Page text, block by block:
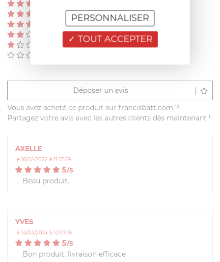
(0)
(0)
Déposer un avis
Vous avez acheté ce produit sur francisbatt.com ?
Partagez votre avis avec les autres clients dès maintenant !
AXELLE
le 16/02/2022 à 11:05:19
5/5
Beau produit.
YVES
le 14/03/2014 à 10:57:16
5/5
Bon produit, livraison efficace
TOUT ACCEPTER
PERSONNALISER